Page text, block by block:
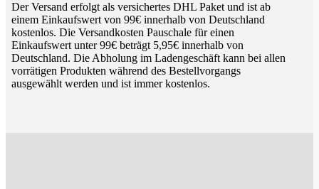
Der Versand erfolgt als versichertes DHL Paket und ist ab
einem Einkaufswert von 99€ innerhalb von Deutschland
kostenlos. Die Versandkosten Pauschale für einen
Einkaufswert unter 99€ beträgt 5,95€ innerhalb von
Deutschland. Die Abholung im Ladengeschäft kann bei allen
vorrätigen Produkten während des Bestellvorgangs
ausgewählt werden und ist immer kostenlos.